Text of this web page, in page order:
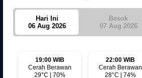
Hari Ini
06 Aug 2026
Besok
07 Aug 2026
19:00 WIB
Cerah Berawan
29°C | 70%
22:00 WIB
Cerah Berawan
28°C | 74%